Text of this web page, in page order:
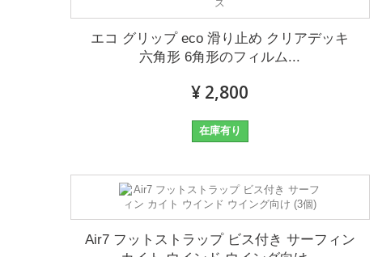
エコ グリップ eco 滑り止め クリアデッキ
六角形 6角形のフィルム...
¥ 2,800
在庫有り
Air7 フットストラップ ビス付き サーフィン